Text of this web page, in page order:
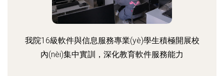
我院16級軟件與信息服務專業(yè)學生積極開展校
內(nèi)集中實訓，深化教育軟件服務能力